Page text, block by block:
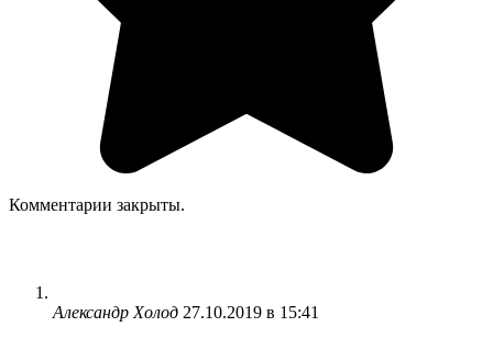
Комментарии закрыты.
Александр Холод 27.10.2019 в 15:41